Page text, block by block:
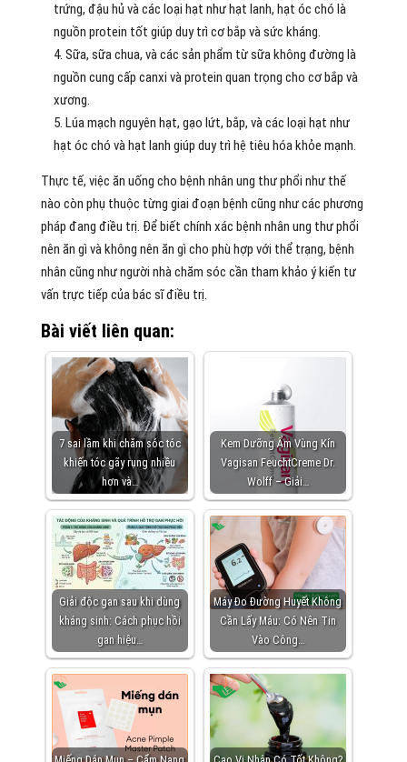
trứng, đậu hủ và các loại hạt như hạt lanh, hạt óc chó là
nguồn protein tốt giúp duy trì cơ bắp và sức kháng.
Sữa, sữa chua, và các sản phẩm từ sữa không đường là
nguồn cung cấp canxi và protein quan trọng cho cơ bắp và
xương.
Lúa mạch nguyên hạt, gạo lứt, bắp, và các loại hạt như
hạt óc chó và hạt lanh giúp duy trì hệ tiêu hóa khỏe mạnh.
Thực tế, việc ăn uống cho bệnh nhân ung thư phổi như thế
nào còn phụ thuộc từng giai đoạn bệnh cũng như các phương
pháp đang điều trị. Để biết chính xác bệnh nhân ung thư phổi
nên ăn gì và không nên ăn gì cho phù hợp với thể trạng, bệnh
nhân cũng như người nhà chăm sóc cần tham khảo ý kiến tư
vấn trực tiếp của bác sĩ điều trị.
Bài viết liên quan:
7 sai lầm khi chăm sóc tóc
khiến tóc gãy rụng nhiều
hơn và…
Kem Dưỡng Ẩm Vùng Kín
Vagisan FeuchtCreme Dr.
Wolff – Giải…
Giải độc gan sau khi dùng
kháng sinh: Cách phục hồi
gan hiệu…
Máy Đo Đường Huyết Không
Cần Lấy Máu: Có Nên Tin
Vào Công…